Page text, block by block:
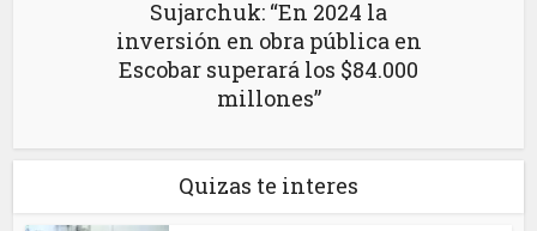
Sujarchuk: “En 2024 la
inversión en obra pública en
Escobar superará los $84.000
millones”
Quizas te interes